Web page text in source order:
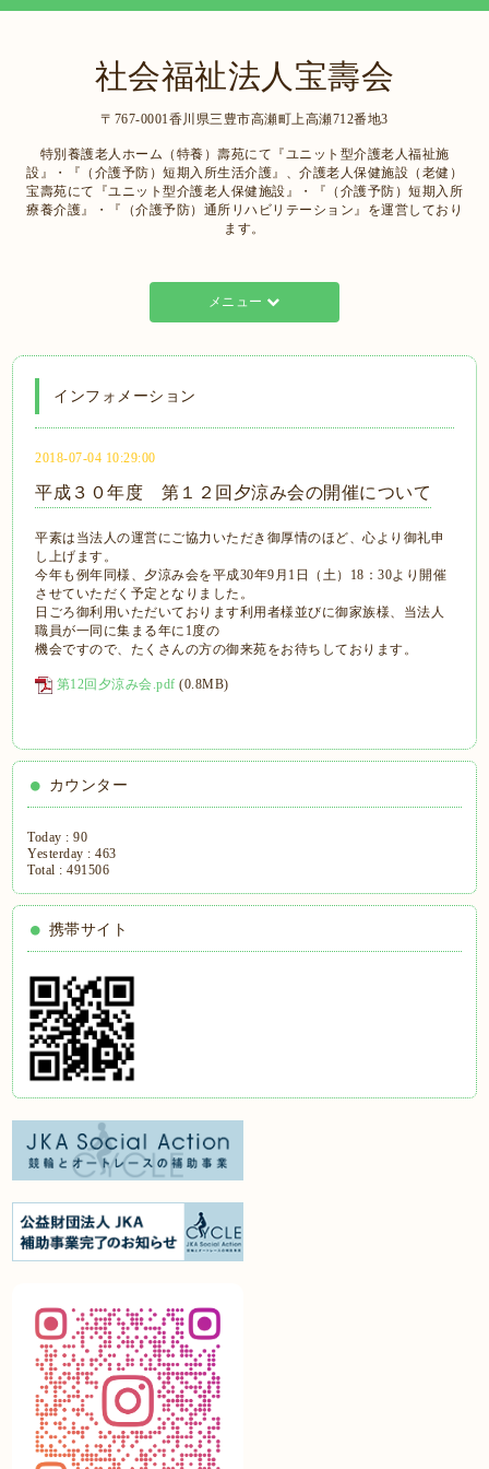
社会福祉法人宝壽会
〒767-0001香川県三豊市高瀬町上高瀬712番地3
特別養護老人ホーム（特養）壽苑にて『ユニット型介護老人福祉施
設』・『（介護予防）短期入所生活介護』、介護老人保健施設（老健）
宝壽苑にて『ユニット型介護老人保健施設』・『（介護予防）短期入所
療養介護』・『（介護予防）通所リハビリテーション』を運営しており
ます。
メニュー
インフォメーション
2018-07-04 10:29:00
平成３０年度 第１２回夕涼み会の開催について
平素は当法人の運営にご協力いただき御厚情のほど、心より御礼申
し上げます。
今年も例年同様、夕涼み会を平成30年9月1日（土）18：30より開催
させていただく予定となりました。
日ごろ御利用いただいております利用者様並びに御家族様、当法人
職員が一同に集まる年に1度の
機会ですので、たくさんの方の御来苑をお待ちしております。
第12回夕涼み会.pdf (0.8MB)
カウンター
Today :90
Yesterday :463
Total :491506
携帯サイト